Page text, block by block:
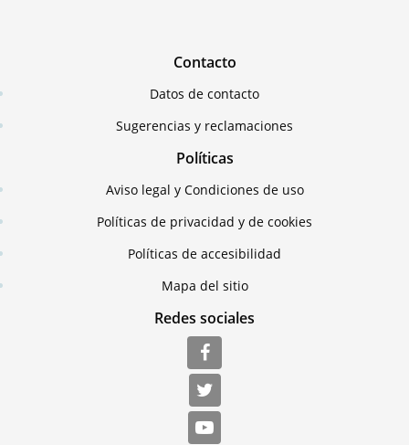
Contacto
Datos de contacto
Sugerencias y reclamaciones
Políticas
Aviso legal y Condiciones de uso
Políticas de privacidad y de cookies
Políticas de accesibilidad
Mapa del sitio
Redes sociales